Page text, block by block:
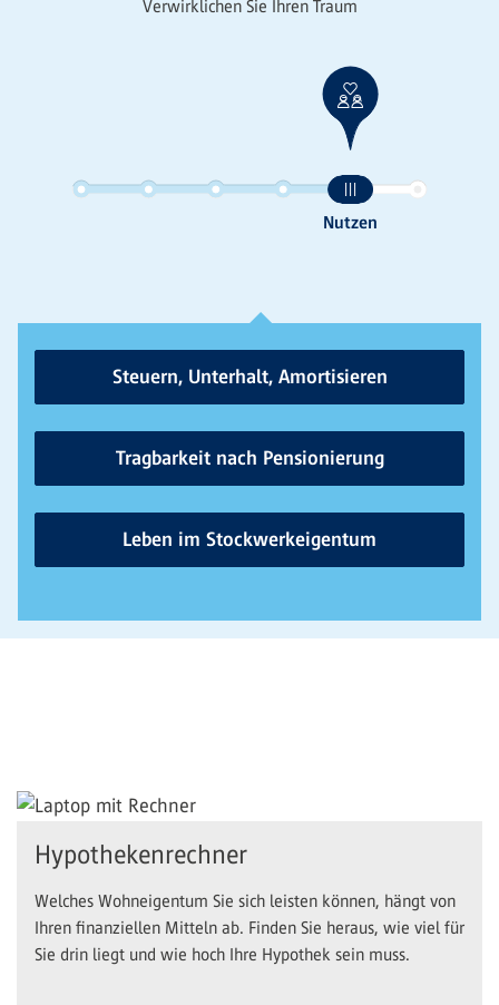
Verwirklichen Sie Ihren Traum
Steuern, Unterhalt, Amortisieren
Tragbarkeit nach Pensionierung
Leben im Stockwerkeigentum
Hypothekenrechner
Welches Wohneigentum Sie sich leisten können, hängt von
Ihren finanziellen Mitteln ab. Finden Sie heraus, wie viel für
Sie drin liegt und wie hoch Ihre Hypothek sein muss.